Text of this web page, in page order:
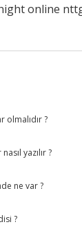
online
olmalıdır ?
yazılır ?
ne var ?
?